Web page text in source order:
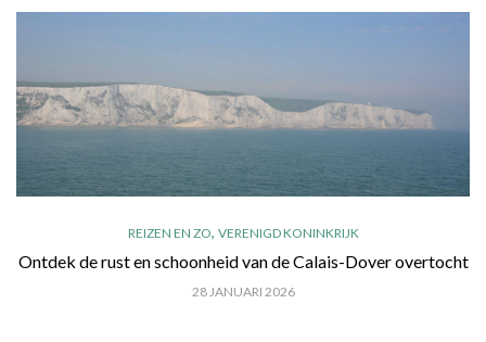
REIZEN EN ZO, VERENIGD KONINKRIJK
Ontdek de rust en schoonheid van de Calais-Dover overtocht
28 JANUARI 2026